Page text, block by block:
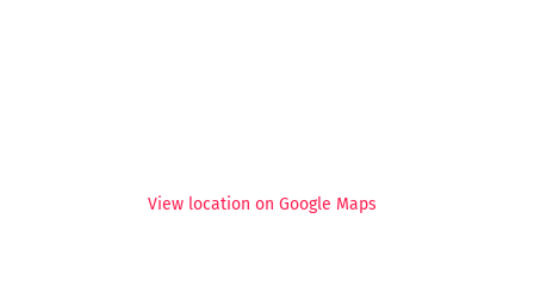
View location on Google Maps